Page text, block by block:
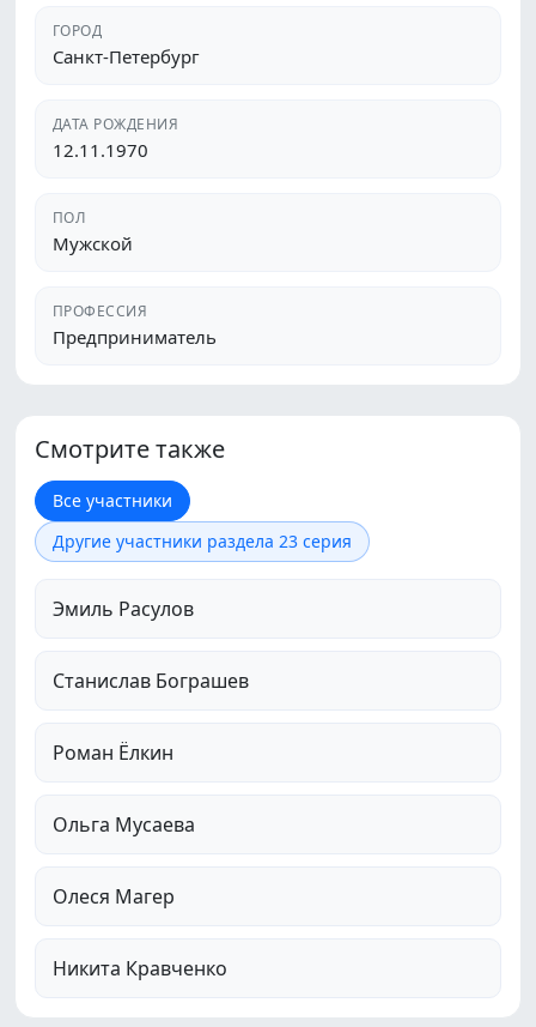
ГОРОД
Санкт-Петербург
ДАТА РОЖДЕНИЯ
12.11.1970
ПОЛ
Мужской
ПРОФЕССИЯ
Предприниматель
Смотрите также
Все участники
Другие участники раздела 23 серия
Эмиль Расулов
Станислав Бограшев
Роман Ёлкин
Ольга Мусаева
Олеся Магер
Никита Кравченко